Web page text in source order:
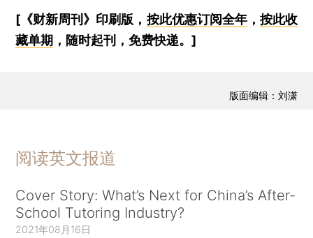
[《财新周刊》印刷版， 按此优惠订阅全年， 按此收
藏单期 ，随时起刊，免费快递。]
版面编辑：刘潇
阅读英文报道
Cover Story: What’s Next for China’s After-
School Tutoring Industry?
2021年08月16日